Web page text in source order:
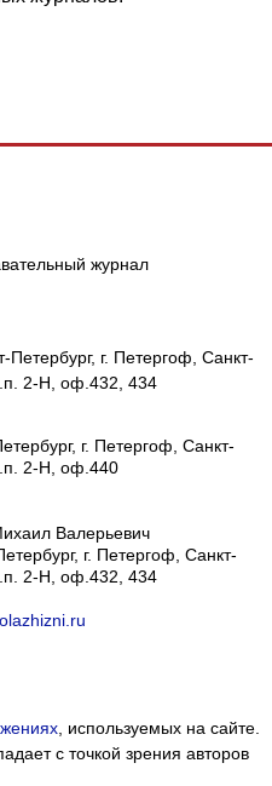
журнал
г. Петергоф, Санкт-
2-Н, оф.432, 434
г. Петергоф, Санкт-
2-Н, оф.440
Валерьевич
г. Петергоф Санкт-
2-Н, оф.432, 434
, используемых на сайте.
с точкой зрения авторов